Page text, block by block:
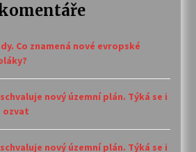
Co znamená nové evropské
nový územní plán. Týká se i
ozvat
nový územní plán. Týká se i